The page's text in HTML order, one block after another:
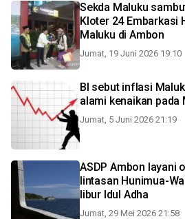
Sekda Maluku
Kloter 24 Embarkasi Haji Antara Provinsi
Maluku di Ambon
Jumat, 19 Juni 2026 19:10
BI sebut inflasi
alami kenaikan pada
Jumat, 5 Juni 2026 21:19
ASDP Ambon layani
lintasan Hunimua-
libur Idul Adha
Jumat, 29 Mei 2026 21:58